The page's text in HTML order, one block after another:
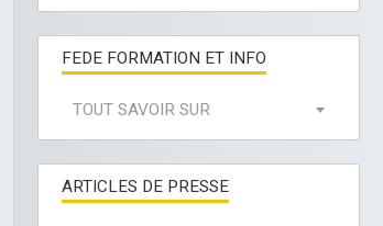
FEDE FORMATION ET INFO
TOUT SAVOIR SUR
ARTICLES DE PRESSE